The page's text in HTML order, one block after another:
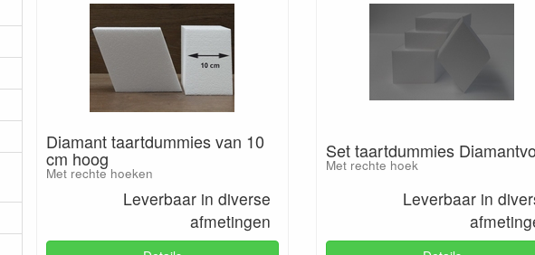
Diamant taartdummies van 10
cm hoog
Met rechte hoeken
Leverbaar in diverse
afmetingen
Set taartdummies
Met rechte hoek
Leverbaar in